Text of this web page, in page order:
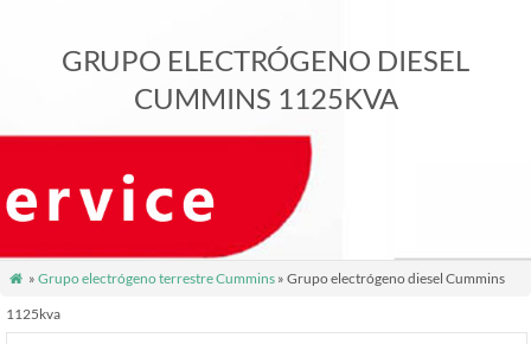
GRUPO ELECTRÓGENO DIESEL
CUMMINS 1125KVA
 » Grupo electrógeno terrestre Cummins» Grupo electrógeno diesel Cummins
1125kva